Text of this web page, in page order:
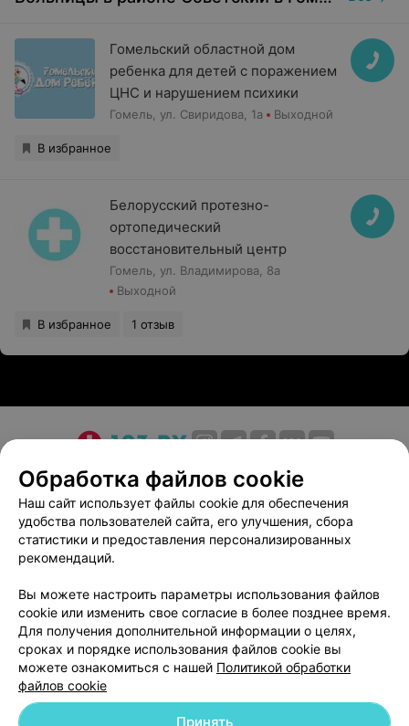
Гомельский областной дом
ребенка для детей с поражением
ЦНС и нарушением психики
Гомель, ул. Свиридова, 1а Выходной
В избранное
Белорусский протезно-
ортопедический
восстановительный центр
Гомель, ул. Владимирова, 8а
Выходной
В избранное 1 отзыв
О проекте Новости проекта
Размещение рекламы
Медицинский маркетинг
Публичный договор
Пользовательское соглашение
Способы оплаты
Вакансии
Партнеры
Написать в поддержку
Персональные настройки cookie
Обработка персональных данных
Обработка файлов cookie
Наш сайт использует файлы cookie для обеспечения
удобства пользователей сайта, его улучшения, сбора
статистики и предоставления персонализированных
рекомендаций.
Вы можете настроить параметры использования файлов
cookie или изменить свое согласие в более позднее время.
Для получения дополнительной информации о целях,
сроках и порядке использования файлов cookie вы
можете ознакомиться с нашей Политикой обработки
файлов cookie
Принять